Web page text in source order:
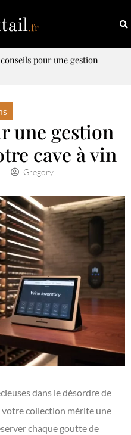
conseils pour une gestion
une gestion
cave à vin
Gregory
dans le désordre de
votre collection mérite une
chaque goutte de